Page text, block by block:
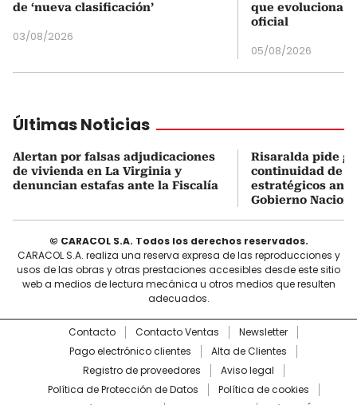
de ‘nueva clasificación’
03/08/2026
que evoluciona
oficial
05/08/2026
Últimas Noticias
Alertan por falsas adjudicaciones
de vivienda en La Virginia y
denuncian estafas ante la Fiscalía
Risaralda pide
continuidad de
estratégicos
Gobierno
© CARACOL S.A. Todos los derechos reservados.
CARACOL S.A. realiza una reserva expresa de las reproducciones y
usos de las obras y otras prestaciones accesibles desde este sitio
web a medios de lectura mecánica u otros medios que resulten
adecuados.
Contacto Contacto Ventas
Newsletter
Pago electrónico clientes
Alta de Clientes
Registro de proveedores
Aviso legal
Política de Protección de Datos
Política de cookies